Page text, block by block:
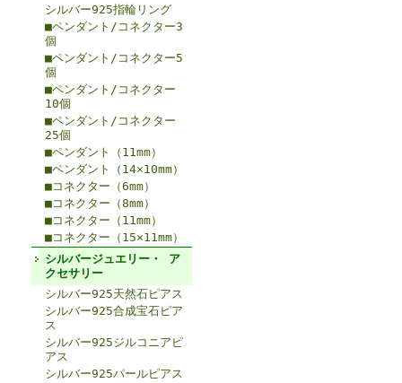
シルバー925指輪リング
■ペンダント/コネクター3
個
■ペンダント/コネクター5
個
■ペンダント/コネクター
10個
■ペンダント/コネクター
25個
■ペンダント（11mm）
■ペンダント（14×10mm）
■コネクター（6mm）
■コネクター（8mm）
■コネクター（11mm）
■コネクター（15×11mm）
シルバージュエリー・ ア
クセサリー
シルバー925天然石ピアス
シルバー925合成宝石ピア
ス
シルバー925ジルコニアピ
アス
シルバー925パールピアス